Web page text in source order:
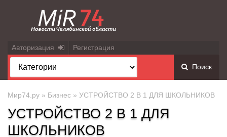
Авторизация Регистрация
Поиск
Мир74.ру » Бизнес » УСТРОЙСТВО 2 В 1 ДЛЯ ШКОЛЬНИКОВ
УСТРОЙСТВО 2 В 1 ДЛЯ
ШКОЛЬНИКОВ